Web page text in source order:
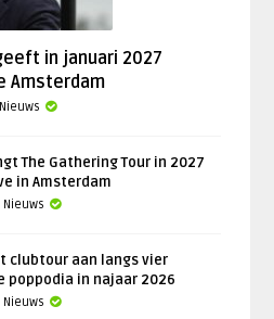
in januari 2027
Amsterdam
The Gathering Tour in 2027
in Amsterdam
clubtour aan langs vier
poppodia in najaar 2026